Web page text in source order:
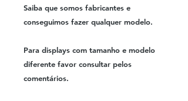
Saiba que somos fabricantes e
conseguimos fazer qualquer modelo.
Para displays com tamanho e modelo
diferente favor consultar pelos
comentários.